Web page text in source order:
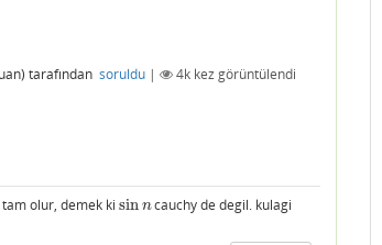
tarafından soruldu | 4k kez görüntülendi
tam olur, demek kisin n
sinn cauchy de degil. kulagi